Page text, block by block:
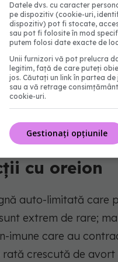
la cei cu oreion
laterale ale
fi zona perciunilor.
inferior
cu oreion
auto-limitată
extrem de rare;
imune care au
crescută de avort
Datele dvs. cu caracter
pe dispozitiv (cookie-uri,
dispozitiv) pot fi stocate,
sau pot fi folosite în mod
putem folosi date exacte de
Unii furnizori vă pot prelucra
legitim, față de care puteți
jos. Căutați un link în partea
sau a vă retrage
cookie-uri.
Gestionați opțiunile